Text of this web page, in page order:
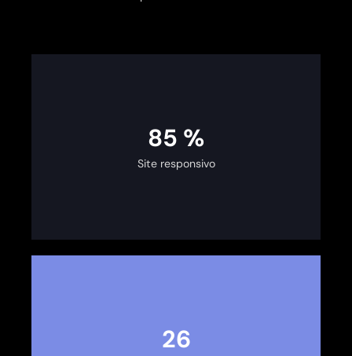
100 %
Site responsivo
30